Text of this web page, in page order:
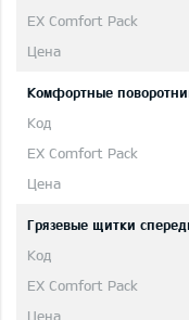
Комфортные
Грязевые щитки